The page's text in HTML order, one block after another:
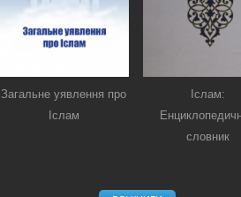
Загальне уявлення про
Іслам
Іслам:
словник